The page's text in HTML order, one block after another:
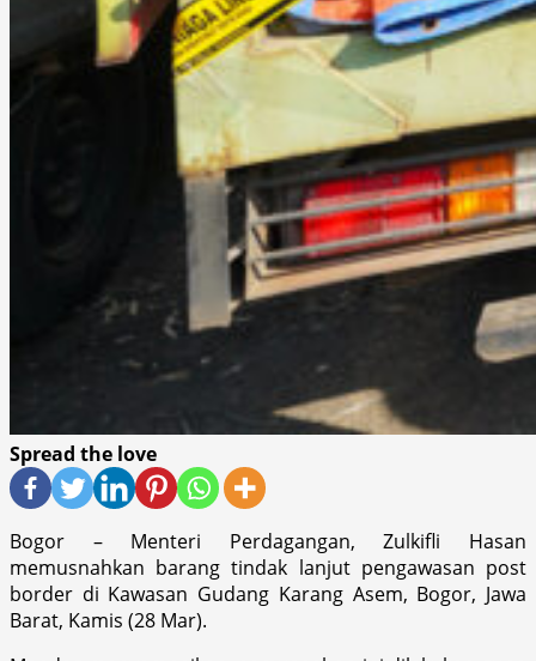
Spread the love
Bogor – Menteri Perdagangan, Zulkifli Hasan
memusnahkan barang tindak lanjut pengawasan post
border di Kawasan Gudang Karang Asem, Bogor, Jawa
Barat, Kamis (28 Mar).